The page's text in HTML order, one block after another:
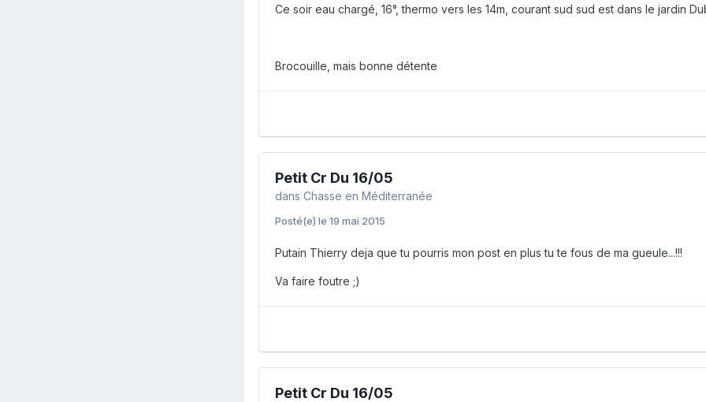
Ce soir eau chargé, 16°, thermo vers les 14m, courant sud sud est dans le jardin
Brocouille, mais bonne détente
Petit Cr Du 16/05
dans Chasse en Méditerranée
Posté(e) le 19 mai 2015
Putain Thierry deja que tu pourris mon post en plus tu te fous de ma gueule...!!!
Va faire foutre ;)
Petit Cr Du 16/05